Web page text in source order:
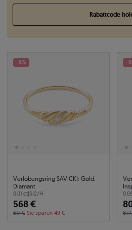
Rabattcode
-8%
Verlobungsring SAVICKI: Gold,
Diamant
0.01 ct|SI2/H
568 €
617 € Sie sparen 49 €
-